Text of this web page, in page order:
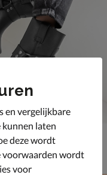
9077 Pete
en vergelijkbare
kunnen laten
deze wordt
voorwaarden wordt
voor